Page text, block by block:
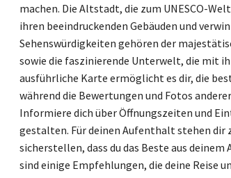
machen. Die Altstadt, die zum UNESCO-
ihren beeindruckenden Gebäuden und
Sehenswürdigkeiten gehören der
sowie die faszinierende Unterwelt, die mit
ausführliche Karte ermöglicht es dir, die
während die Bewertungen und Fotos
Informiere dich über Öffnungszeiten und
gestalten. Für deinen Aufenthalt stehen dir
sicherstellen, dass du das Beste aus
sind einige Empfehlungen, die deine Reise